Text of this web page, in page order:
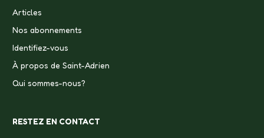
Articles
Nos abonnements
Identifiez-vous
À propos de Saint-Adrien
Qui sommes-nous?
RESTEZ EN CONTACT